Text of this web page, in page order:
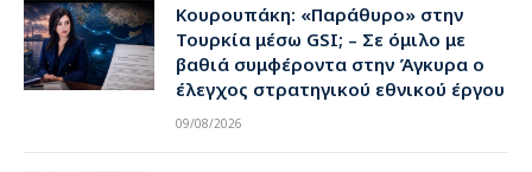
Κουρουπάκη: «Παράθυρο» στην
Τουρκία μέσω GSI; – Σε όμιλο με
βαθιά συμφέροντα στην Άγκυρα ο
έλεγχος στρατηγικού εθνικού έργου
09/08/2026